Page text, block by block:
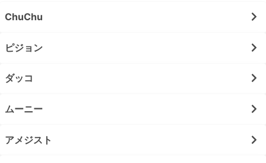
ChuChu
ピジョン
ダッコ
ムーニー
アメジスト